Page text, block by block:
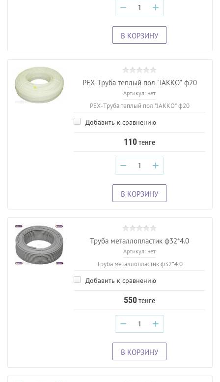
− +
В КОРЗИНУ
PEX-Труба теплый пол "JAKKO" ф20
Артикул: нет
PEX-Труба теплый пол "JAKKO" ф20
Добавить к сравнению
110тенге
− +
В КОРЗИНУ
Труба металлопластик ф32*4.0
Артикул: нет
Труба металлопластик ф32*4.0
Добавить к сравнению
550тенге
− +
В КОРЗИНУ